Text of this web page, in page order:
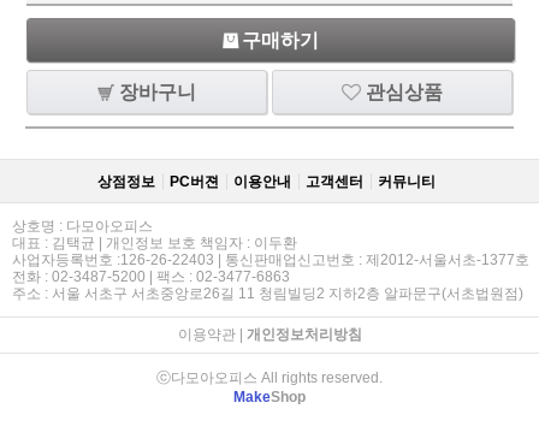
구매하기
장바구니 관심상품
상점정보 PC버젼 이용안내 고객센터 커뮤니티
상호명 : 다모아오피스
대표 : 김택균 | 개인정보 보호 책임자 : 이두환
사업자등록번호 :126-26-22403 | 통신판매업신고번호 : 제2012-서울서초-1377호
전화 : 02-3487-5200 | 팩스 : 02-3477-6863
주소 : 서울 서초구 서초중앙로26길 11 청림빌딩2 지하2층 알파문구(서초법원점)
이용약관| 개인정보처리방침
ⓒ다모아오피스 All rights reserved.
MakeShop